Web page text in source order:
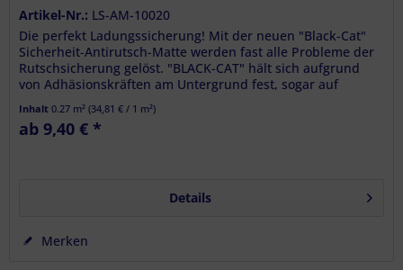
Artikel-Nr.: LS-AM-10020
Die perfekt Ladungssicherung! Mit der neuen "Black-Cat"
Sicherheit-Antirutsch-Matte werden fast alle Probleme der
Rutschsicherung gelöst. "BLACK-CAT" hält sich aufgrund
von Adhäsionskräften am Untergrund fest, sogar auf
Inhalt0.27 m²(34,81 € / 1 m²)
ab 9,40 € *
Details
Merken